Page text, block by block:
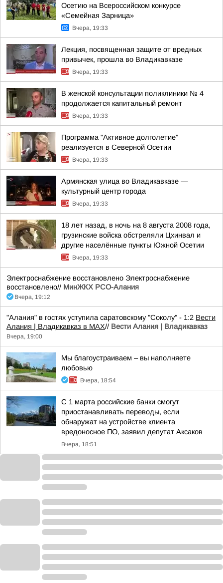
Осетию на Всероссийском конкурсе
«Семейная Зарница»
Вчера, 19:33
Лекция, посвященная защите от вредных
привычек, прошла во Владикавказе
Вчера, 19:33
В женской консультации поликлиники № 4
продолжается капитальный ремонт
Вчера, 19:33
Программа "Активное долголетие"
реализуется в Северной Осетии
Вчера, 19:33
Армянская улица во Владикавказе —
культурный центр города
Вчера, 19:33
18 лет назад, в ночь на 8 августа 2008 года,
грузинские войска обстреляли Цхинвал и
другие населённые пункты Южной Осетии
Вчера, 19:33
Электроснабжение восстановлено Электроснабжение
восстановлено// МинЖКХ РСО-Алания
Вчера, 19:12
"Алания" в гостях уступила саратовскому "Соколу" - 1:2 Вести
Алания | Владикавказ в MAX// Вести Алания | Владикавказ
Вчера, 19:00
Мы благоустраиваем – вы наполняете
любовью
Вчера, 18:54
С 1 марта российские банки смогут
приостанавливать переводы, если
обнаружат на устройстве клиента
вредоносное ПО, заявил депутат Аксаков
Вчера, 18:51